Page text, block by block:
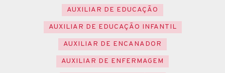
AUXILIAR DE EDUCAÇÃO
AUXILIAR DE EDUCAÇÃO INFANTIL
AUXILIAR DE ENCANADOR
AUXILIAR DE ENFERMAGEM